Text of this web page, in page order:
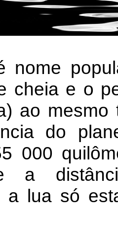
nome
cheia e o
ao
do
000
a
a lua só